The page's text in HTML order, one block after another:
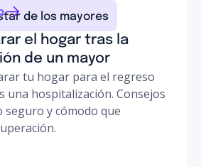
de los mayores
el hogar tras la
de un mayor
tu hogar para el regreso
una hospitalización. Consejos
y cómodo que